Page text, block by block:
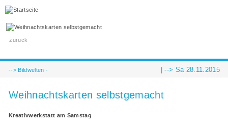
zurück
--> Bildwelten · | --> Sa 28.11.2015
Weihnachtskarten selbstgemacht
Kreativwerkstatt am Samstag